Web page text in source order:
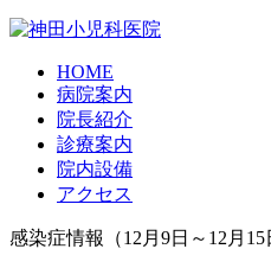
HOME
病院案内
院長紹介
診療案内
院内設備
アクセス
感染症情報（12月9日～12月15